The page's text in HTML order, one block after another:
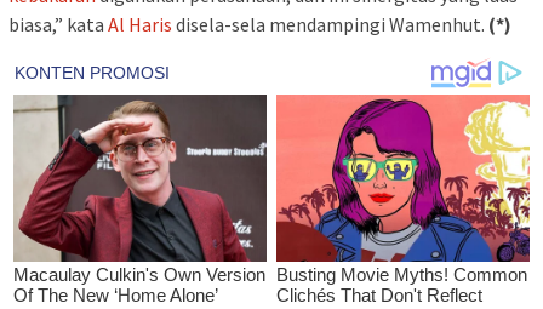
biasa,” kata Al Haris disela-sela mendampingi Wamenhut. (*)